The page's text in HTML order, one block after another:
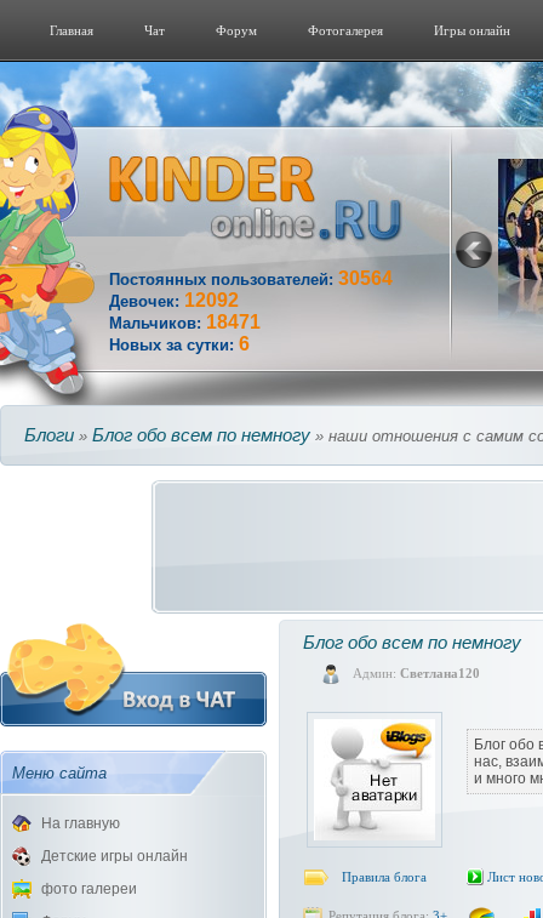
Главная Чат Форум Фотогалерeя Игры онлайн
Постоянных пользователей: 30564
Девочек: 12092
Мальчиков: 18471
Новых за сутки: 6
Блоги » Блог обо всем по немногу » наши отношения с самим
Меню сайта
На главную
Детские игры онлайн
фото галереи
Блог обо всем по немногу
Админ: Светлана120
Блог обо
нас,
и много
Правила блога Лист